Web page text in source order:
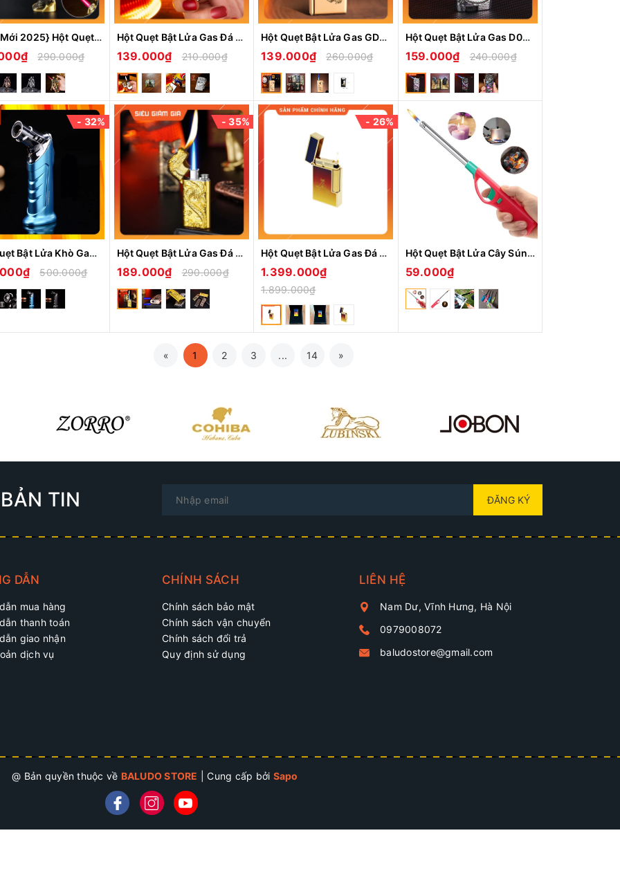
{Mẫu Mới 2025} Hột Quẹt Bật Lửa Gas XF5301 Mô Hình Tôn Ngộ Không 3D Cực Chất - Nhiều Màu
290.000₫
Hột Quẹt Bật Lửa Gas Đá ZF1913 Chống Gió Tốt, Họa Tiết Đầu Lâu 3D Cực Đẹp - Nhiều Màu
139.000₫ 210.000₫
Hột Quẹt Bật Lửa Gas GD55 Lửa Khò 1 Tia Mạnh Mẽ Đắp Nổi Nhiều Họa Tiệt Độc Lạ -Giao Họa Tiết Ngẫu Nhiên
139.000₫ 260.000₫
Hột Quẹt Bật Lửa Gas D039 Lộ Thiên Ốp Họa Tiết Rồng Nổi Độc Đáo Có Đèn Led Cực Kỳ Nổi Bật-Nhiều Màu
159.000₫ 240.000₫
- 32%
Hột Quẹt Bật Lửa Khò Gas 1 Tia Cực Mạnh Jobon Zb-313A Thiết Kế Đẹp Độc Lạ Tiện Lợi - Nhiều Màu
500.000₫
- 35%
Hột Quẹt Bật Lửa Gas Đá BK-909 Hình Rồng Nổi 2 Chế Độ Lửa -Nhiều Màu
189.000₫ 290.000₫
- 26%
Hột Quẹt Bật Lửa Gas Đá Kiểu Dáng Dupont Montecristo Dawn Light Tiếng Kêu Pong Pong Rất Hay
1.399.000₫
1.899.000₫
Hột Quẹt Bật Lửa Cây Súng Mồi Lửa Bếp Gas Bếp Cồn An Toàn Tiện Lợi MàuNgẫu Nhiên
59.000₫
« 1 2 3 ... 14 »
TIN ĐĂNG KÝ
DẪN
mua hàng
thanh toán
giao nhận
dịch vụ
CHÍNH SÁCH
Chính sách bảo mật
Chính sách vận chuyển
Chính sách đổi trả
Quy định sử dụng
LIÊN HỆ
Nam Dư, Vĩnh Hưng, Hà Nội
0979008072
baludostore@gmail.com
@ Bản quyền thuộc về BALUDO STORE Cung cấp bởi Sapo